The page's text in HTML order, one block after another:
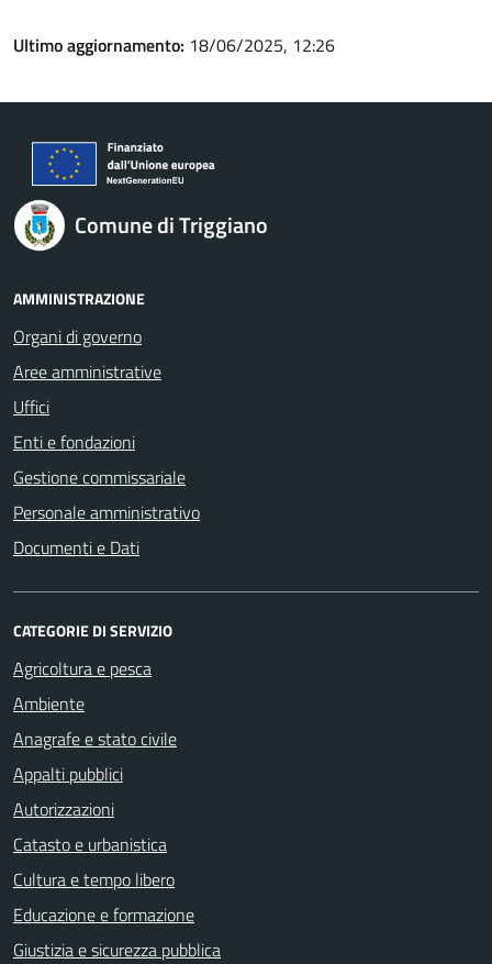
Ultimo aggiornamento: 18/06/2025, 12:26
Comune di Triggiano
AMMINISTRAZIONE
Organi di governo
Aree amministrative
Uffici
Enti e fondazioni
Gestione commissariale
Personale amministrativo
Documenti e Dati
CATEGORIE DI SERVIZIO
Agricoltura e pesca
Ambiente
Anagrafe e stato civile
Appalti pubblici
Autorizzazioni
Catasto e urbanistica
Cultura e tempo libero
Educazione e formazione
Giustizia e sicurezza pubblica